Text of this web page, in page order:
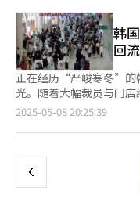
些旅游产品不仅面向韩国
未来有望在激活韩国旅
识别技术、物联网（IoT）、
货机的投入提高了顾客
时需排队向工作人员出
程压缩为“一站式”操作
高峰时段优势显著。 免税店此举不仅可扩大营收，更是应对市场
变化的战略调整。旅游
渠道，促使行业从“价格竞
正在尝试各种方法提升购
App，将机场内新罗、新
买商品，而通过该App可延长至出
也正在运营移动提货服
排队领取，现在可通过
中国当地旅行社合作，联
偏好优化商品策划（MD
局。 乐天免税店自年初起全面停止与中国代购的交易，转而聚焦
团体游客、自由行旅客及
公司新设营销部门，将
携手便利店GS25、微信
国游客的定制化促销活动。 新罗免税店则将高附加值的MICE（
议、奖励旅游、会议及展
处和旅行社协作，推出
重。 新世界免税店聚焦美容、医疗及奖励旅游团体等高消费群
体，计划独家引进在中
韩
回
正在经历“严峻寒冬”的
光。随着大幅裁员与门
主”中国团体游客有望回
营业利润扭亏为盈。作
是时隔七个季度重新盈利。 业内普遍认为，乐天免税店业绩改
较大程度上源于对中国
2025-05-08 20:25:39
上
页